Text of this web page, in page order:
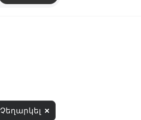
Չեղարկել